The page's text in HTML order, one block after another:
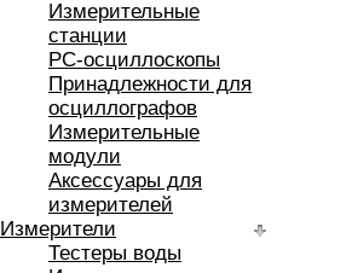
Измерительные
станции
РС-осциллоскопы
Принадлежности для
осциллографов
Измерительные
модули
Аксессуары для
измерителей
Измерители
Тестеры воды